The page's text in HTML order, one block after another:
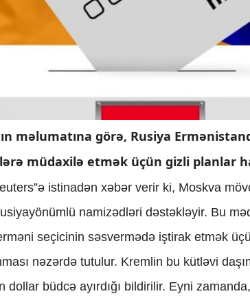
məlumatına görə, Rusiya
müdaxilə etmək üçün gizli planlar
istinadən xəbər verir ki, Moskva
namizədləri dəstəkləyir. Bu
seçicinin səsvermədə iştirak etmək
nəzərdə tutulur. Kremlin bu kütləvi
büdcə ayırdığı bildirilir. Eyni